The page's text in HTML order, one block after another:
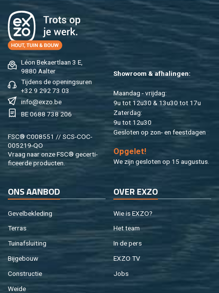
Léon Be­kaert­laan 3 E,
9880 Aal­ter
Tij­dens de ope­nings­uren
+32 9 292 73 03
info@​exzo.​be
BE 0688 738 206
FSC® C008551 // SCS-COC-
005219-QO
Vraag naar onze FSC® ge­cer­ti­
fi­ceer­de pro­duc­ten.
Show­room & af­ha­lin­gen:
Maan­dag - vrij­dag:
9u tot 12u30 & 13u30 tot 17u
Za­ter­dag:
9u tot 12u30
Ge­slo­ten op zon- en feest­da­gen
Op­ge­let!
We zijn ge­slo­ten op 15 au­gus­tus.
ONS AAN­BOD
Ge­vel­be­kle­ding
Ter­ras
Tuin­af­slui­ting
Bij­ge­bouw
Con­struc­tie
Weide
OVER EXZO
Wie is EXZO?
Het team
In de pers
EXZO TV
Jobs